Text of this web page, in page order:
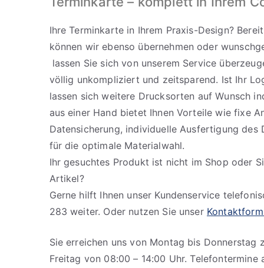
Ihre Terminkarte in Ihrem Praxis-Design?
können wir ebenso übernehmen oder
lassen Sie sich von unserem Service
völlig unkompliziert und zeitsparend. Ist Ihr
lassen sich weitere Drucksorten auf Wunsch
aus einer Hand bietet Ihnen Vorteile wie fixe
Datensicherung, individuelle Ausfertigung des
für die optimale Materialwahl.
Ihr gesuchtes Produkt ist nicht im Shop oder
Artikel?
Gerne hilft Ihnen unser Kundenservice
283 weiter. Oder nutzen Sie unser
Sie erreichen uns von Montag bis Donnerstag
Freitag von 08:00 – 14:00 Uhr.